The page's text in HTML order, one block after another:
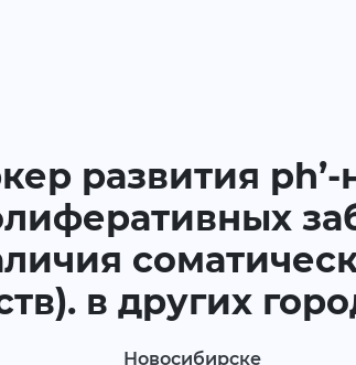
развития
в других
Новосибирске